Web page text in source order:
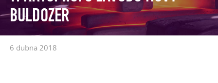
BULDOZER
6 dubna 2018